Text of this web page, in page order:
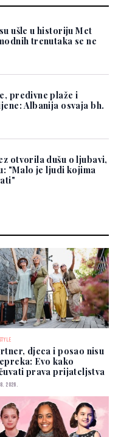
ušle u historiju Met
trenutaka se ne
predivne plaže i
Albanija osvaja bh.
otvorila dušu o ljubavi,
"Malo je ljudi kojima
djeca i posao nisu
Evo kako
prava prijateljstva
2026.